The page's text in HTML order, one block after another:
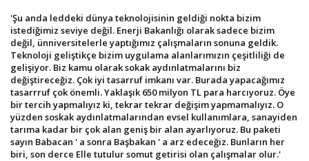
'Şu anda leddeki dünya teknolojisinin geldiği nokta bizim
istediğimiz seviye değil. Enerji Bakanlığı olarak sadece bizim
değil, ünniversitelerle yaptığımız çalışmaların sonuna geldik.
Teknoloji geliştikçe bizim uygulama alanlarımızın çeşitliliği de
gelişiyor. Biz kamu olarak sokak aydınlatmalarını biz
değiştireceğiz. Çok iyi tasarruf imkanı var. Burada yapacağımız
tasarrruf çok önemli. Yaklaşık 650 milyon TL para harcıyoruz. Öye
bir tercih yapmalıyız ki, tekrar tekrar değişim yapmamalıyız. O
yüzden soskak aydınlatmalarından evsel kullanımlara, sanayiden
tarıma kadar bir çok alan geniş bir alan ayarlıyoruz. Bu paketi
sayın Babacan ' a sonra Başbakan ' a arz edeceğiz. Bunların her
biri, son derce Elle tutulur somut getirisi olan çalışmalar olur.'